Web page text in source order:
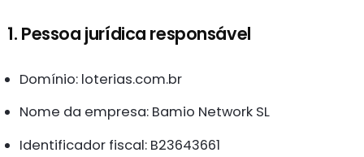
1. Pessoa jurídica responsável
Domínio: loterias.com.br
Nome da empresa: Bamio Network SL
Identificador fiscal: B23643661